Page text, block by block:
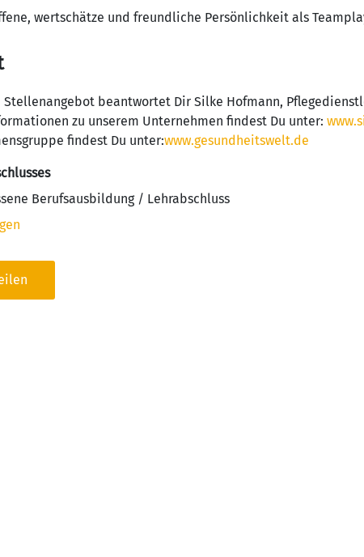
wertschätze und freundliche Persönlichkeit als
Stellenangebot beantwortet Dir Silke Hofmann,
zu unserem Unternehmen findest Du unter:
findest Du unter:www.gesundheitswelt.de
Berufsausbildung / Lehrabschluss